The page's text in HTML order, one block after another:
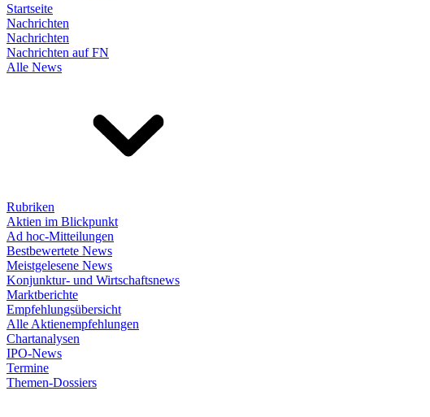
Startseite
Nachrichten
Nachrichten
Nachrichten auf FN
Alle News
Rubriken
Aktien im Blickpunkt
Ad hoc-Mitteilungen
Bestbewertete News
Meistgelesene News
Konjunktur- und Wirtschaftsnews
Marktberichte
Empfehlungsübersicht
Alle Aktienempfehlungen
Chartanalysen
IPO-News
Termine
Themen-Dossiers